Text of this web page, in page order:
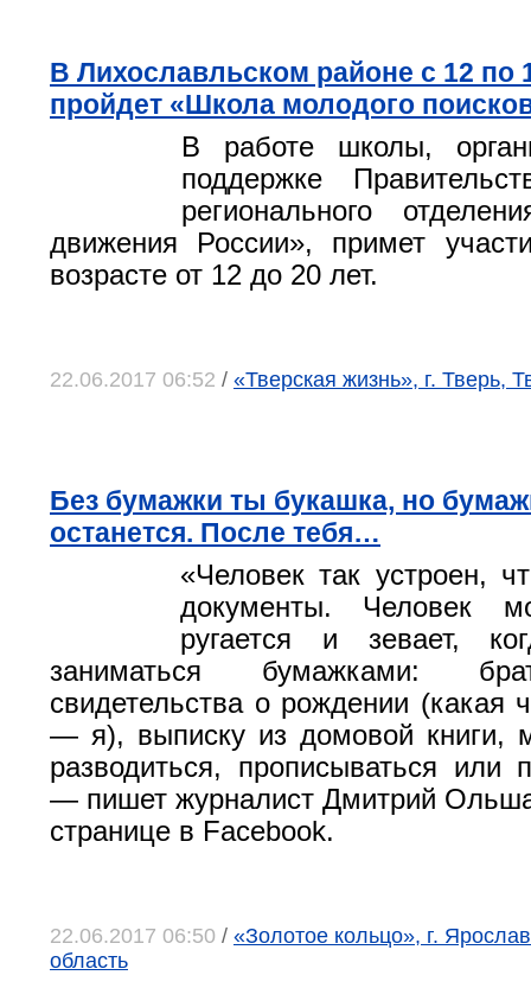
В Лихославльском районе с 12 по
пройдет «Школа молодого
В работе школы,
поддержке
регионального
движения России», примет
возрасте от 12 до 20 лет.
22.06.2017 06:52 / «Тверская жизнь», г. Тверь,
Без бумажки ты букашка, но
останется. После тебя…
«Человек так устроен,
документы. Человек
ругается и зевает,
заниматься бумажками:
свидетельства о рождении (какая
— я), выписку из домовой книги,
разводиться, прописываться или
— пишет журналист Дмитрий
странице в Facebook.
22.06.2017 06:50 / «Золотое кольцо», г.
область